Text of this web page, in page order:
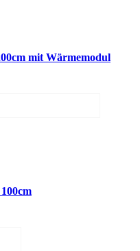
mit Wärmemodul